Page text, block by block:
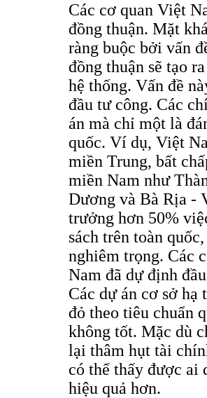
Các cơ quan Việt
đồng thuận. Mặt
ràng buộc bởi vấn
đồng thuận sẽ tạo
hệ thống. Vấn đề
đầu tư công. Các
án mà chỉ một là
quốc. Ví dụ, Việt
miền Trung, bất
miền Nam như
Dương và Bà Rịa -
trưởng hơn 50%
sách trên toàn
nghiêm trọng. Các
Nam đã dự định
Các dự án cơ sở hạ
đỏ theo tiêu chuẩn
không tốt. Mặc dù
lại thâm hụt tài
có thể thấy được ai
hiệu quả hơn.